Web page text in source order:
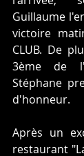
Guillaume
victoire
CLUB. De
3ème de
Stéphane
d'honneur.
Après un
restaurant